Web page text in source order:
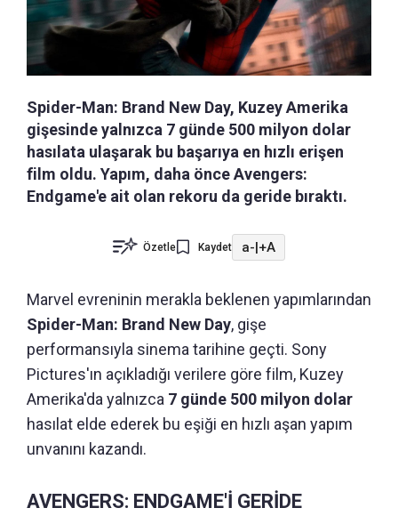
Spider-Man: Brand New Day, Kuzey Amerika
gişesinde yalnızca 7 günde 500 milyon dolar
hasılata ulaşarak bu başarıya en hızlı erişen
film oldu. Yapım, daha önce Avengers:
Endgame'e ait olan rekoru da geride bıraktı.
Özetle Kaydet a-|+A
Marvel evreninin merakla beklenen yapımlarından
Spider-Man: Brand New Day, gişe
performansıyla sinema tarihine geçti. Sony
Pictures'ın açıkladığı verilere göre film, Kuzey
Amerika'da yalnızca 7 günde 500 milyon dolar
hasılat elde ederek bu eşiği en hızlı aşan yapım
unvanını kazandı.
AVENGERS: ENDGAME'İ GERİDE